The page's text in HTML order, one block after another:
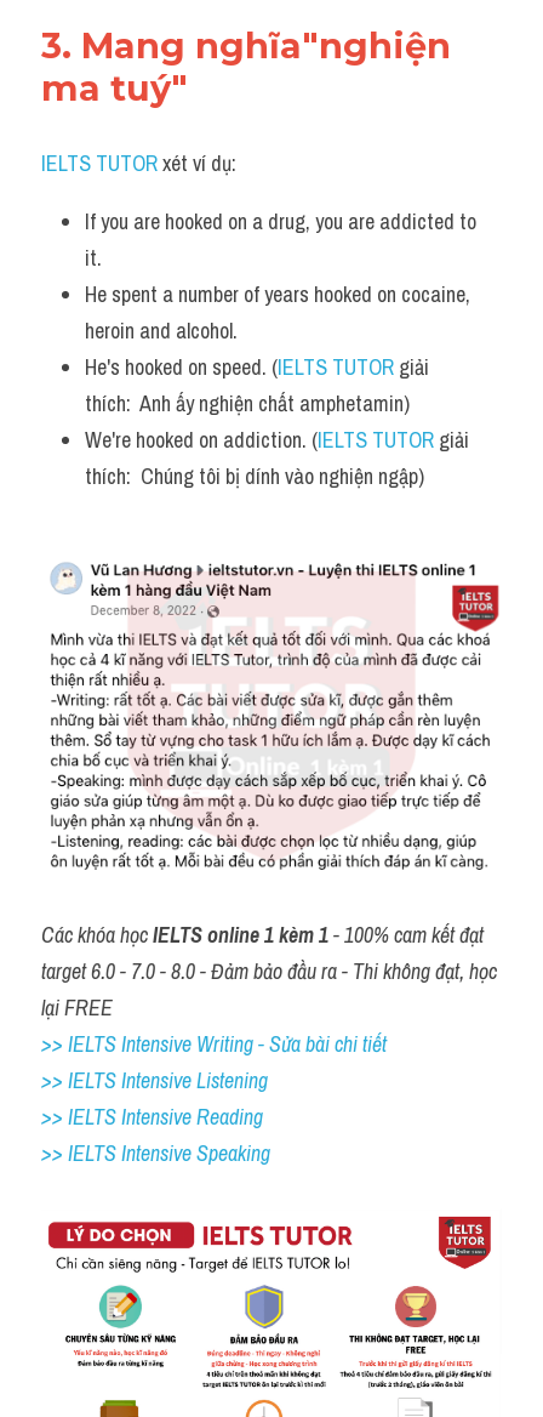
3. Mang nghĩa"nghiện
ma tuý"
IELTS TUTOR xét ví dụ:
If you are hooked on a drug, you are addicted to
it.
He spent a number of years hooked on cocaine,
heroin and alcohol.
He's hooked on speed. (IELTS TUTOR giải
thích:  Anh ấy nghiện chất amphetamin)
We're hooked on addiction. (IELTS TUTOR giải
thích:  Chúng tôi bị dính vào nghiện ngập)
Các khóa học IELTS online 1 kèm 1 - 100% cam kết đạt
target 6.0 - 7.0 - 8.0 - Đảm bảo đầu ra - Thi không đạt, học
lại FREE
>> IELTS Intensive Writing - Sửa bài chi tiết
>> IELTS Intensive Listening
>> IELTS Intensive Reading
>> IELTS Intensive Speaking